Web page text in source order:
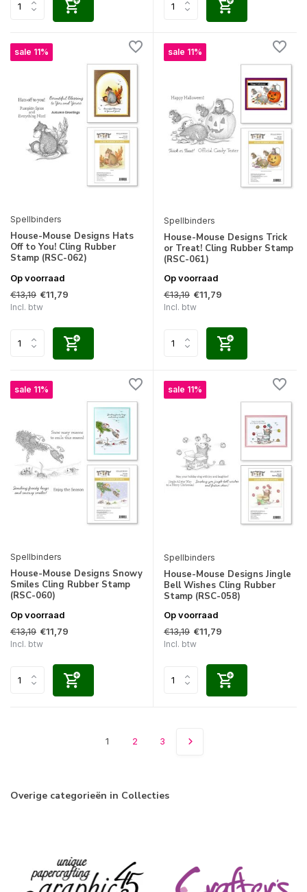
sale 11%
Spellbinders
House-Mouse Designs Hats
Off to You! Cling Rubber
Stamp (RSC-062)
Op voorraad
€13,19 €11,79
Incl. btw
sale 11%
Spellbinders
House-Mouse Designs Trick
or Treat! Cling Rubber Stamp
(RSC-061)
Op voorraad
€13,19 €11,79
Incl. btw
sale 11%
Spellbinders
House-Mouse Designs Snowy
Smiles Cling Rubber Stamp
(RSC-060)
Op voorraad
€13,19 €11,79
Incl. btw
sale 11%
Spellbinders
House-Mouse Designs Jingle
Bell Wishes Cling Rubber
Stamp (RSC-058)
Op voorraad
€13,19 €11,79
Incl. btw
1 2 3
Overige categorieën in Collecties